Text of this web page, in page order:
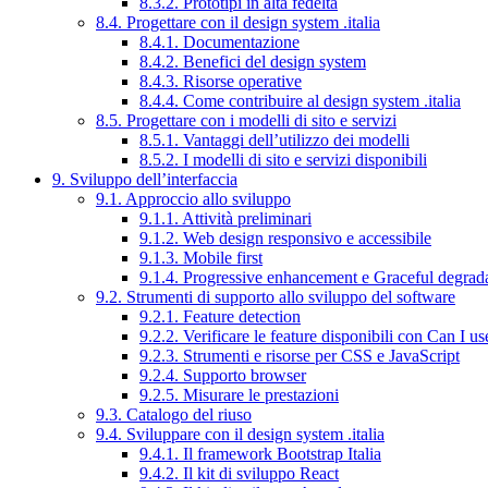
8.4. Progettare con il design system .italia
8.4.1. Documentazione
8.4.2. Benefici del design system
8.4.3. Risorse operative
8.4.4. Come contribuire al design system .italia
8.5. Progettare con i modelli di sito e servizi
8.5.1. Vantaggi dell’utilizzo dei modelli
8.5.2. I modelli di sito e servizi disponibili
9. Sviluppo dell’interfaccia
9.1. Approccio allo sviluppo
9.1.1. Attività preliminari
9.1.2. Web design responsivo e accessibile
9.1.3. Mobile first
9.1.4. Progressive enhancement e Graceful
9.2. Strumenti di supporto allo sviluppo del software
9.2.1. Feature detection
9.2.2. Verificare le feature disponibili con Can I
9.2.3. Strumenti e risorse per CSS e JavaScript
9.2.4. Supporto browser
9.2.5. Misurare le prestazioni
9.3. Catalogo del riuso
9.4. Sviluppare con il design system .italia
9.4.1. Il framework Bootstrap Italia
9.4.2. Il kit di sviluppo React